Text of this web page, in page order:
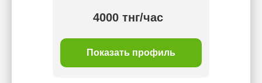
4000 тнг/час
Показать профиль